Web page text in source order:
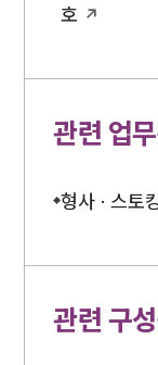
호
관련 업
형사 · 스토
관련 구